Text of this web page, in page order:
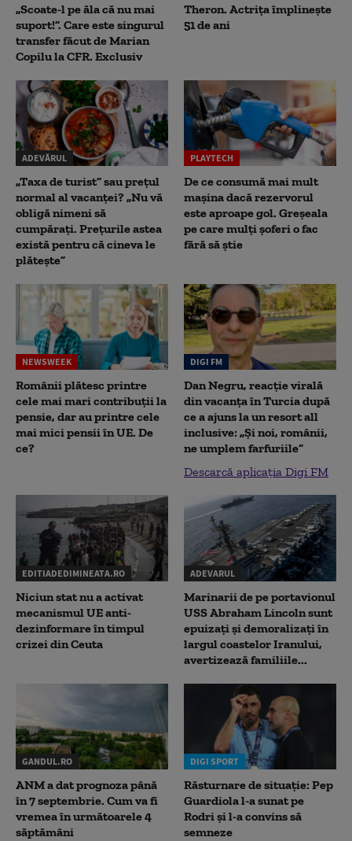
„Scoate-l pe ăla că nu mai
suport!”. Care este singurul
transfer făcut de Marian
Copilu la CFR. Exclusiv
Theron. Actrița împlinește
51 de ani
ADEVĂRUL
„Taxa de turist” sau prețul
normal al vacanței? „Nu vă
obligă nimeni să
cumpărați. Prețurile astea
există pentru că cineva le
plătește”
PLAYTECH
De ce consumă mai mult
mașina dacă rezervorul
este aproape gol. Greșeala
pe care mulți șoferi o fac
fără să știe
NEWSWEEK
Românii plătesc printre
cele mai mari contribuții la
pensie, dar au printre cele
mai mici pensii în UE. De
ce?
DIGI FM
Dan Negru, reacție virală
din vacanța în Turcia după
ce a ajuns la un resort all
inclusive: „Și noi, românii,
ne umplem farfuriile”
Descarcă aplicația Digi FM
EDITIADEDIMINEATA.RO
Niciun stat nu a activat
mecanismul UE anti-
dezinformare în timpul
crizei din Ceuta
ADEVARUL
Marinarii de pe portavionul
USS Abraham Lincoln sunt
epuizați și demoralizați în
largul coastelor Iranului,
avertizează familiile...
GANDUL.RO
ANM a dat prognoza până
în 7 septembrie. Cum va fi
vremea în următoarele 4
săptămâni
DIGI SPORT
Răsturnare de situație: Pep
Guardiola l-a sunat pe
Rodri și l-a convins să
semneze